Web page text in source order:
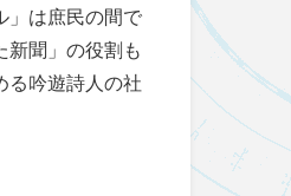
」は庶民の間で
新聞」の役割も
る吟遊詩人の社